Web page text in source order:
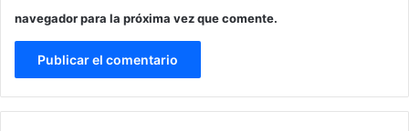
navegador para la próxima vez que comente.